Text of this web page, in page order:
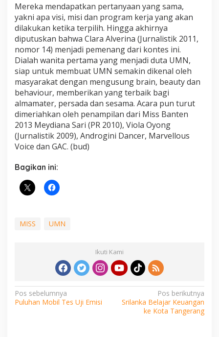
Mereka mendapatkan pertanyaan yang sama,
yakni apa visi, misi dan program kerja yang akan
dilakukan ketika terpilih. Hingga akhirnya
diputuskan bahwa Clara Alverina (Jurnalistik 2011,
nomor 14) menjadi pemenang dari kontes ini.
Dialah wanita pertama yang menjadi duta UMN,
siap untuk membuat UMN semakin dikenal oleh
masyarakat dengan mengusung brain, beauty dan
behaviour, memberikan yang terbaik bagi
almamater, persada dan sesama. Acara pun turut
dimeriahkan oleh penampilan dari Miss Banten
2013 Meydiana Sari (PR 2010), Viola Oyong
(Jurnalistik 2009), Androgini Dancer, Marvellous
Voice dan GAC. (bud)
Bagikan ini:
MISS UMN
Ikuti Kami
Navigasi
pos
Pos sebelumnya
Puluhan Mobil Tes Uji Emisi
Pos berikutnya
Srilanka Belajar Keuangan
ke Kota Tangerang